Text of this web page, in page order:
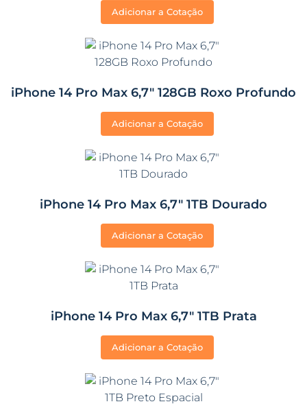
Adicionar a Cotação
iPhone 14 Pro Max 6,7″ 128GB Roxo Profundo
Adicionar a Cotação
iPhone 14 Pro Max 6,7″ 1TB Dourado
Adicionar a Cotação
iPhone 14 Pro Max 6,7″ 1TB Prata
Adicionar a Cotação